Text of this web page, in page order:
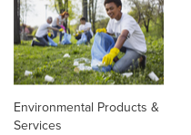
Environmental Products &
Services